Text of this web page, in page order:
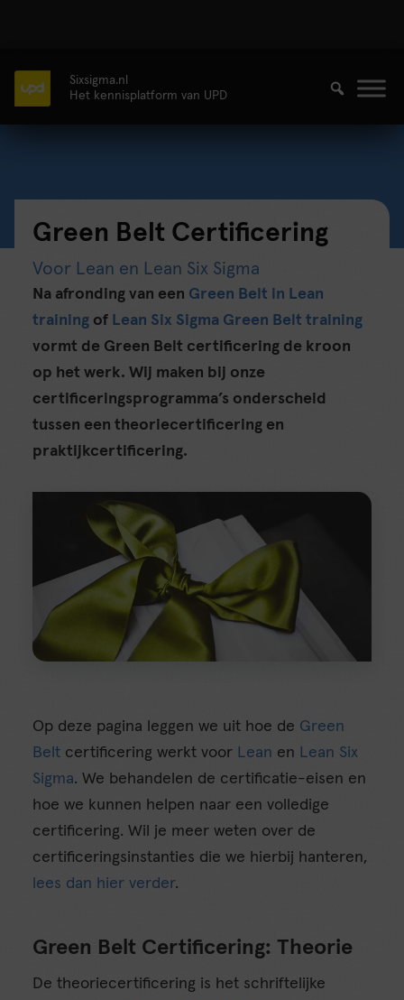
Sixsigma.nl
Het kennisplatform van UPD
Green Belt Certificering
Voor Lean en Lean Six Sigma
Na afronding van een Green Belt in Lean
training of Lean Six Sigma Green Belt training
vormt de Green Belt certificering de kroon
op het werk. Wij maken bij onze
certificeringsprogramma’s onderscheid
tussen een theoriecertificering en
praktijkcertificering.
Op deze pagina leggen we uit hoe de Green
Belt certificering werkt voor Lean en Lean Six
Sigma. We behandelen de certificatie-eisen en
hoe we kunnen helpen naar een volledige
certificering. Wil je meer weten over de
certificeringsinstanties die we hierbij hanteren,
lees dan hier verder.
Green Belt Certificering: Theorie
De theoriecertificering is het schriftelijke